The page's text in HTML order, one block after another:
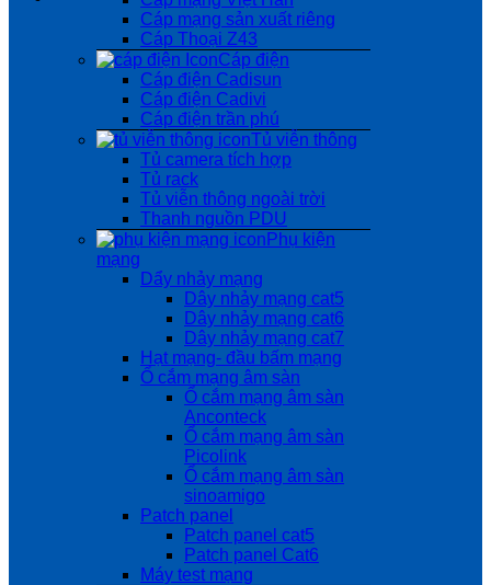
Cáp mạng sản xuất riêng
Cáp Thoại Z43
Cáp điện
Cáp điện Cadisun
Cáp điện Cadivi
Cáp điện trần phú
Tủ viễn thông
Tủ camera tích hợp
Tủ rack
Tủ viễn thông ngoài trời
Thanh nguồn PDU
Phụ kiện
mạng
Dẩy nhảy mạng
Dây nhảy mạng cat5
Dây nhảy mạng cat6
Dây nhảy mạng cat7
Hạt mạng- đầu bấm mạng
Ổ cắm mạng âm sàn
Ổ cắm mạng âm sàn
Anconteck
Ổ cắm mạng âm sàn
Picolink
Ổ cắm mạng âm sàn
sinoamigo
Patch panel
Patch panel cat5
Patch panel Cat6
Máy test mạng